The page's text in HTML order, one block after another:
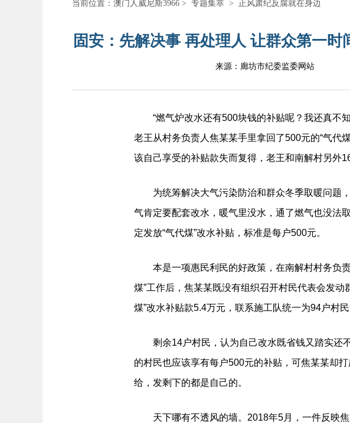
当前位置： 澳门人威尼斯3966 > 专题集萃 > 正风肃纪反腐就在身边
固安：先解决事 再处理人 让群众第一
来源：廊坊市纪委监委网站
“燃气炉改水还有500块钱的补贴呢？我还真不
老王从村务负责人焦某某手里拿回了500元的“气代
该自己享受的补贴款失而复得，老王和南解村另外
为统筹解决大气污染防治和群众冬季取暖问题，
气肯定要配套改水，暖气里没水，通了燃气也没法
定发放“气代煤”改水补贴，标准是每户500元。
本是一项惠民利民的好政策，在南解村村务负责
煤”工作后，焦某某既没有组织召开村民代表会发
煤”改水补贴款5.4万元，联系施工队统一为94户村
剩余14户村民，认为自己改水既省钱又踏实还
的村民也应该享有每户500元的补贴，可焦某某却
给，发剩下的都是自己的。
天下哪有不透风的墙。2018年5月，一件反映焦